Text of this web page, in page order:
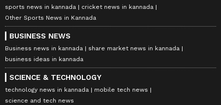
sports news in kannada
cricket news in kannada
Other Sports News in Kannada
BUSINESS NEWS
Business news in kannada
share market news in kannada
business ideas in kannada
SCIENCE & TECHNOLOGY
technology news in kannada
mobile tech news
science and tech news